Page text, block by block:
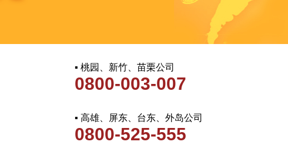
▪ 桃园、新竹、苗栗公司
0800-003-007
▪ 高雄、屏东、台东、外岛公司
0800-525-555